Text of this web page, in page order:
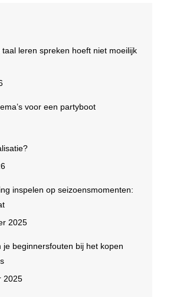
taal leren spreken hoeft niet moeilijk
voor een partyboot
inspelen op seizoensmomenten:
2025
je beginnersfouten bij het kopen
2025